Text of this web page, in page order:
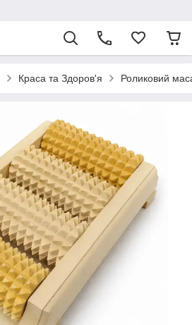
Краса та Здоров'я Роликовий